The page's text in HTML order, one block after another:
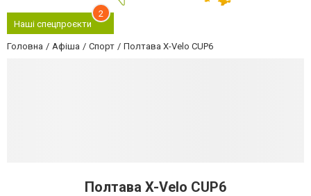
Наші спецпроєкти
2
Головна Афіша Спорт Полтава X-Velo CUP6
Полтава X-Velo CUP6